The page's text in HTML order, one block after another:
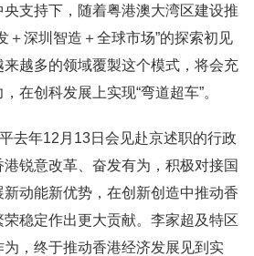
支持下，随着粤港澳大湾区建设推
＋深圳智造＋全球市场”的探索初见
越多的领域覆製这个模式，将会充
在创科发展上实现“弯道超车”。
年12月13日会见赴京述职的行政
锐意改革、奋发有为，积极对接国
动能新优势，在创新创造中推动香
稳定作出更大贡献。李家超及特区
，终于推动香港经济发展见到实